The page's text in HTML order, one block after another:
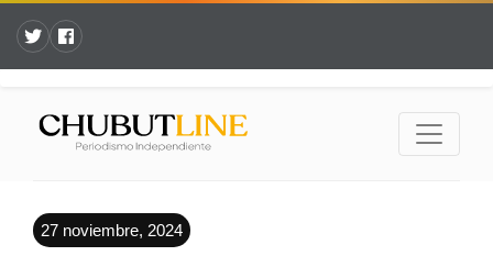
27 noviembre, 2024